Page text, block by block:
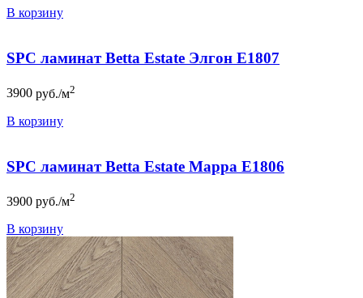
В корзину
SPC ламинат Betta Estate Элгон E1807
3900 руб./м2
В корзину
SPC ламинат Betta Estate Марра E1806
3900 руб./м2
В корзину